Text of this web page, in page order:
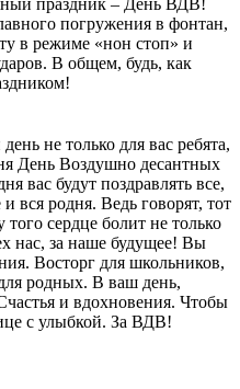
погружения в фонтан,
в режиме «нон стоп» и
В общем, будь, как
не только для вас ребята,
День Воздушно десантных
вас будут поздравлять все,
вся родня. Ведь говорят, тот
сердце болит не только
нас, за наше будущее! Вы
Восторг для школьников,
родных. В ваш день,
и вдохновения. Чтобы
с улыбкой. За ВДВ!